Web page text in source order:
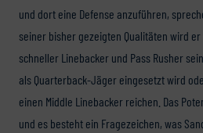
und dort eine Defense anzuführen,
seiner bisher gezeigten Qualitäten wird er
schneller Linebacker und Pass Rusher
als Quarterback-Jäger eingesetzt wird
einen Middle Linebacker reichen. Das
und es besteht ein Fragezeichen, was